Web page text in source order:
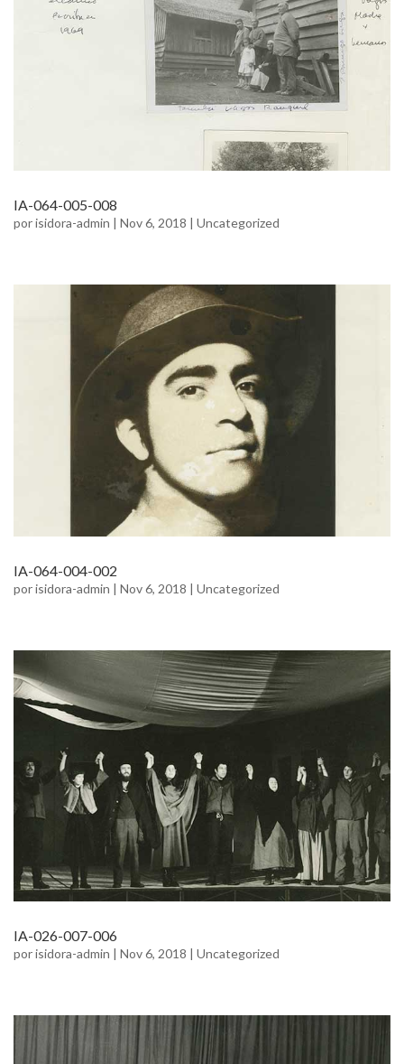
IA-064-005-008
porisidora-admin | Nov 6, 2018 | Uncategorized
IA-064-004-002
porisidora-admin | Nov 6, 2018 | Uncategorized
IA-026-007-006
porisidora-admin | Nov 6, 2018 | Uncategorized